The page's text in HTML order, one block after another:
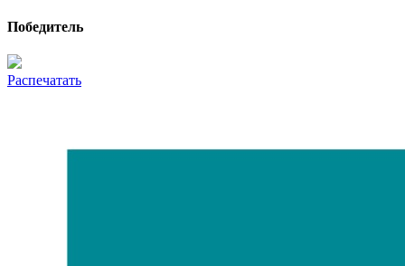
Победитель
Распечатать